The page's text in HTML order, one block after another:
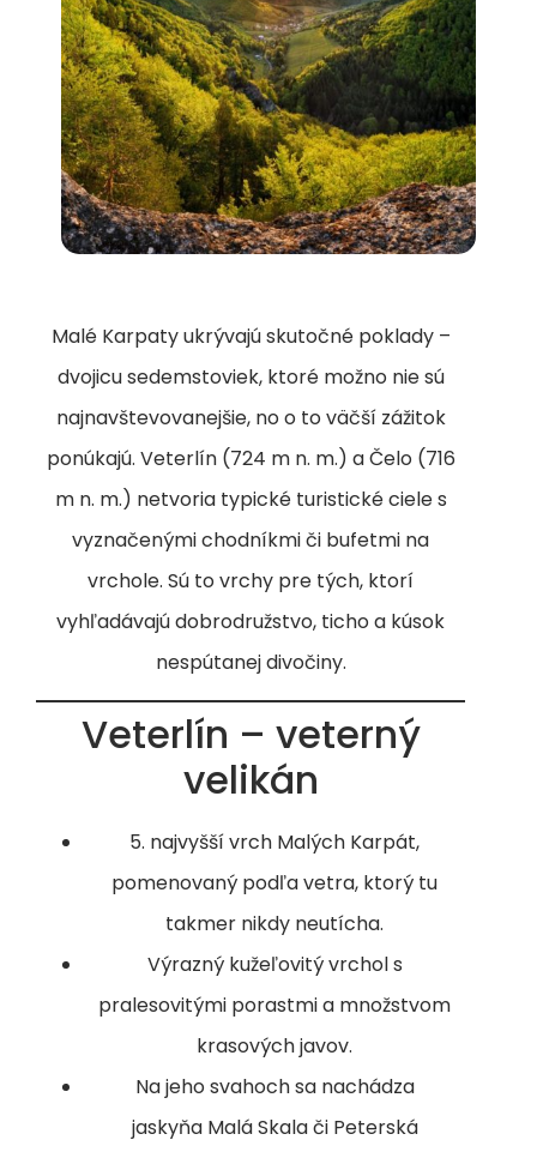
Malé Karpaty ukrývajú skutočné poklady –
dvojicu sedemstoviek, ktoré možno nie sú
najnavštevovanejšie, no o to väčší zážitok
ponúkajú. Veterlín (724 m n. m.) a Čelo (716
m n. m.) netvoria typické turistické ciele s
vyznačenými chodníkmi či bufetmi na
vrchole. Sú to vrchy pre tých, ktorí
vyhľadávajú dobrodružstvo, ticho a kúsok
nespútanej divočiny.
Veterlín – veterný
velikán
5. najvyšší vrch Malých Karpát,
pomenovaný podľa vetra, ktorý tu
takmer nikdy neutícha.
Výrazný kužeľovitý vrchol s
pralesovitými porastmi a množstvom
krasových javov.
Na jeho svahoch sa nachádza
jaskyňa Malá Skala či Peterská